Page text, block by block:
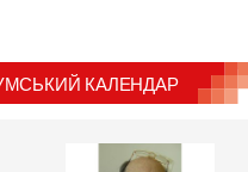
КАЛЕНДАР